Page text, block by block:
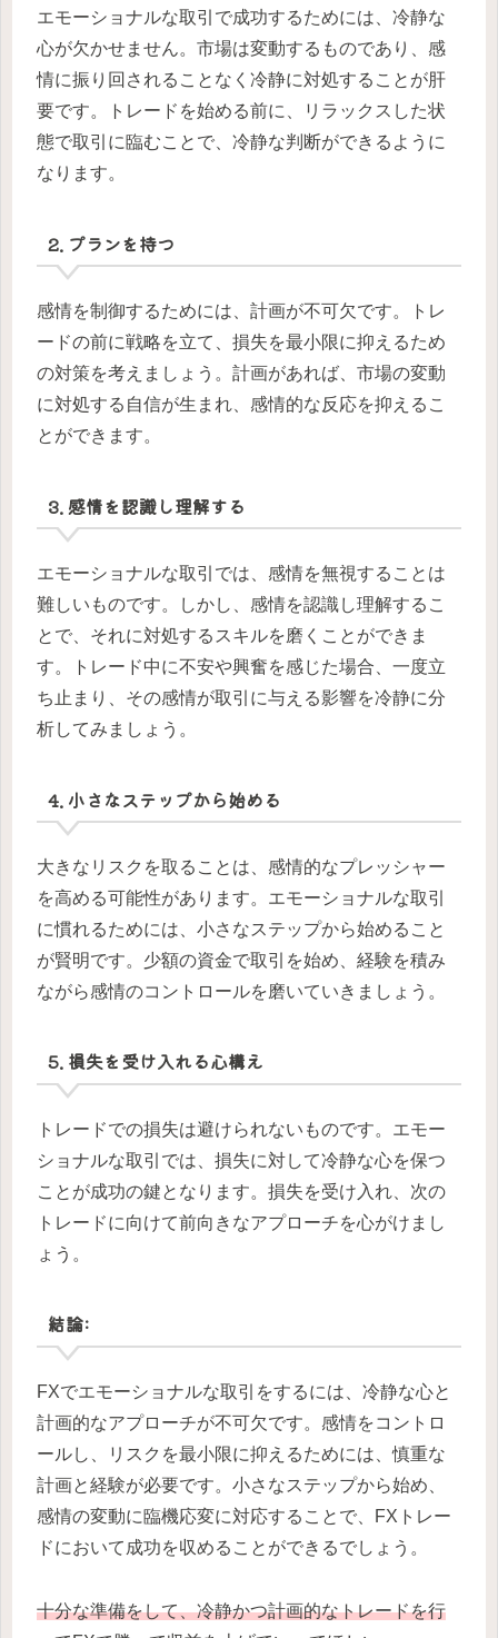
エモーショナルな取引で成功するためには、冷静な
心が欠かせません。市場は変動するものであり、感
情に振り回されることなく冷静に対処することが肝
要です。トレードを始める前に、リラックスした状
態で取引に臨むことで、冷静な判断ができるように
なります。
2. プランを持つ
感情を制御するためには、計画が不可欠です。トレ
ードの前に戦略を立て、損失を最小限に抑えるため
の対策を考えましょう。計画があれば、市場の変動
に対処する自信が生まれ、感情的な反応を抑えるこ
とができます。
3. 感情を認識し理解する
エモーショナルな取引では、感情を無視することは
難しいものです。しかし、感情を認識し理解するこ
とで、それに対処するスキルを磨くことができま
す。トレード中に不安や興奮を感じた場合、一度立
ち止まり、その感情が取引に与える影響を冷静に分
析してみましょう。
4. 小さなステップから始める
大きなリスクを取ることは、感情的なプレッシャー
を高める可能性があります。エモーショナルな取引
に慣れるためには、小さなステップから始めること
が賢明です。少額の資金で取引を始め、経験を積み
ながら感情のコントロールを磨いていきましょう。
5. 損失を受け入れる心構え
トレードでの損失は避けられないものです。エモー
ショナルな取引では、損失に対して冷静な心を保つ
ことが成功の鍵となります。損失を受け入れ、次の
トレードに向けて前向きなアプローチを心がけまし
ょう。
結論:
FXでエモーショナルな取引をするには、冷静な心と
計画的なアプローチが不可欠です。感情をコントロ
ールし、リスクを最小限に抑えるためには、慎重な
計画と経験が必要です。小さなステップから始め、
感情の変動に臨機応変に対応することで、FXトレー
ドにおいて成功を収めることができるでしょう。
十分な準備をして、冷静かつ計画的なトレードを行